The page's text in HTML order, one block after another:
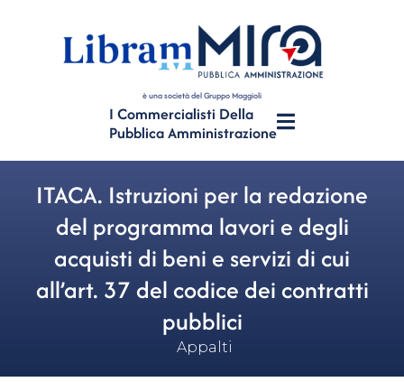
è una società del Gruppo Maggioli
I Commercialisti Della
Pubblica Amministrazione
ITACA. Istruzioni per la redazione
del programma lavori e degli
acquisti di beni e servizi di cui
all’art. 37 del codice dei contratti
pubblici
Appalti